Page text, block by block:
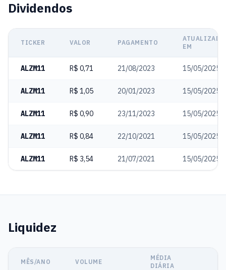
Dividendos
TICKER VALOR PAGAMENTO
ATUALIZADO
EM
ALZM11 R$ 0,71 21/08/2023 15/05/2025
ALZM11 R$ 1,05 20/01/2023 15/05/2025
ALZM11 R$ 0,90 23/11/2023 15/05/2025
ALZM11 R$ 0,84 22/10/2021 15/05/2025
ALZM11 R$ 3,54 21/07/2021 15/05/2025
Liquidez
MÊS/ANO VOLUME
MÉDIA
DIÁRIA